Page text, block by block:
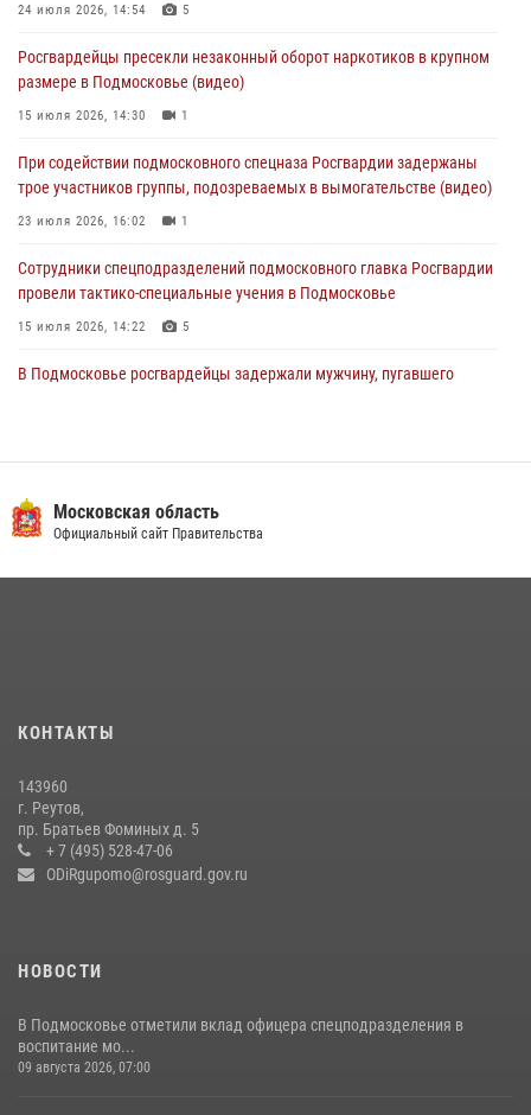
отработали навыки огневой подготовки на комплексных учениях
04 августа 2026, 12:21 4
сигналам «Тревога» с охраняемых объектов в Подмосковье
04 августа 2026, 12:15
24 июля 2026, 14:54 5
Росгвардейцы пресекли незаконный оборот наркотиков в крупном
размере в Подмосковье (видео)
15 июля 2026, 14:30 1
При содействии подмосковного спецназа Росгвардии задержаны
трое участников группы, подозреваемых в вымогательстве (видео)
23 июля 2026, 16:02 1
Сотрудники спецподразделений подмосковного главка Росгвардии
провели тактико-специальные учения в Подмосковье
15 июля 2026, 14:22 5
В Подмосковье росгвардейцы задержали мужчину, пугавшего
беспилотников в ДНР
22 июля 2026, 14:27
препятствий со стрельбой
Росгвардейцы открыли свои двери для школьников в Подмосковье
18 июля 2026, 07:03
Московская область
Официальный сайт Правительства
КОНТАКТЫ
143960
г. Реутов,
пр. Братьев Фоминых д. 5
+ 7 (495) 528-47-06
ODiRgupomo@rosguard.gov.ru
НОВОСТИ
В Подмосковье отметили вклад офицера спецподразделения в
воспитание мо...
09 августа 2026, 07:00